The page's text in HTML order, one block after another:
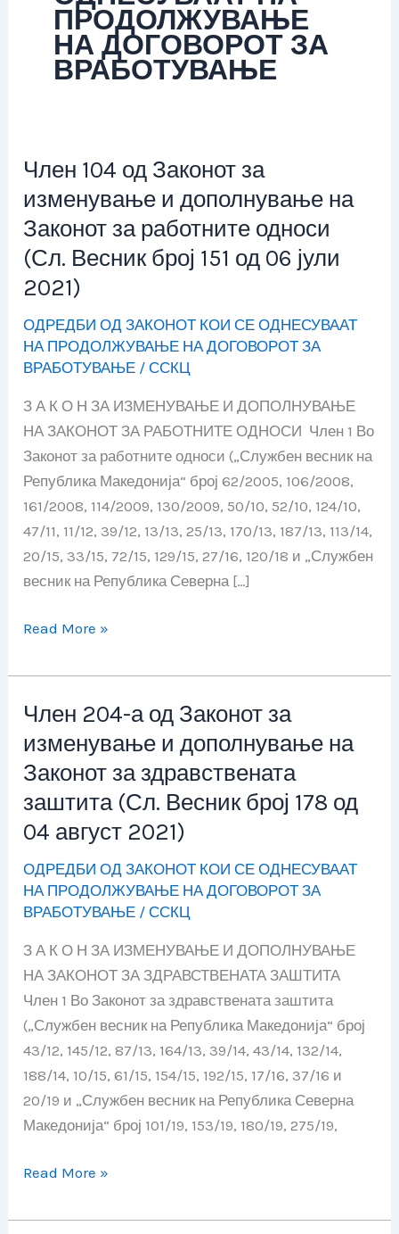
ПРОДОЛЖУВАЊЕ
НА ДОГОВОРОТ ЗА
ВРАБОТУВАЊЕ
Член 104 од Законот за
изменување и дополнување на
Законот за работните односи
(Сл. Весник број 151 од 06 јули
2021)
ОДРЕДБИ ОД ЗАКОНОТ КОИ СЕ ОДНЕСУВААТ
НА ПРОДОЛЖУВАЊЕ НА ДОГОВОРОТ ЗА
ВРАБОТУВАЊЕ /ССКЦ
З А К О Н ЗА ИЗМЕНУВАЊЕ И ДОПОЛНУВАЊЕ
НА ЗАКОНОТ ЗА РАБОТНИТЕ ОДНОСИ Член 1 Во
Законот за работните односи („Службен весник на
Република Македонија“ број 62/2005, 106/2008,
161/2008, 114/2009, 130/2009, 50/10, 52/10, 124/10,
47/11, 11/12, 39/12, 13/13, 25/13, 170/13, 187/13, 113/14,
20/15, 33/15, 72/15, 129/15, 27/16, 120/18 и „Службен
весник на Република Северна […]
Член
104
од
Законот
за
изменување
и
дополнување
на
за
работните
односи
(Сл.
Весник
број
151
од
Read More »
Член 204-а од Законот за
изменување и дополнување на
Законот за здравствената
заштита (Сл. Весник број 178 од
04 август 2021)
ОДРЕДБИ ОД ЗАКОНОТ КОИ СЕ ОДНЕСУВААТ
НА ПРОДОЛЖУВАЊЕ НА ДОГОВОРОТ ЗА
ВРАБОТУВАЊЕ /ССКЦ
З А К О Н ЗА ИЗМЕНУВАЊЕ И ДОПОЛНУВАЊЕ
НА ЗАКОНОТ ЗА ЗДРАВСТВЕНАТА ЗАШТИТА
Член 1 Во Законот за здравствената заштита
(„Службен весник на Република Македонија“ број
43/12, 145/12, 87/13, 164/13, 39/14, 43/14, 132/14,
188/14, 10/15, 61/15, 154/15, 192/15, 17/16, 37/16 и
20/19 и „Службен весник на Република Северна
Македонија“ број 101/19, 153/19, 180/19, 275/19,
Член
204-
а
од
Законот
за
изменување
и
дополнување
Законот
за
здравствената
заштита
(Сл.
Весник
број
178
Read More »